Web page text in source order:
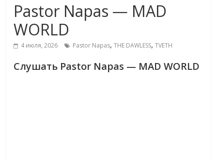
Pastor Napas — MAD
WORLD
4 июля, 2026 Pastor Napas,THE DAWLESS,TVETH
Слушать Pastor Napas — MAD WORLD